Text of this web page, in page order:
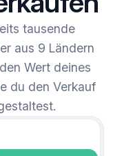
tausende
aus 9 Ländern
Wert deines
du den Verkauf